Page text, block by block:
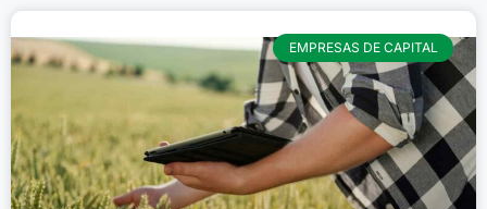
EMPRESAS DE CAPITAL